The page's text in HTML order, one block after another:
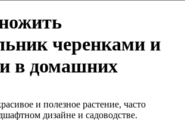
черенками и
в домашних
и полезное растение, часто
дизайне и садоводстве.